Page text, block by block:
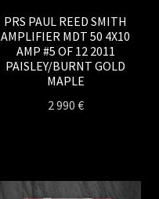
PRS PAUL REED SMITH
AMPLIFIER MDT 50 4X10
AMP #5 OF 12 2011
PAISLEY/BURNT GOLD
MAPLE
2 990 €